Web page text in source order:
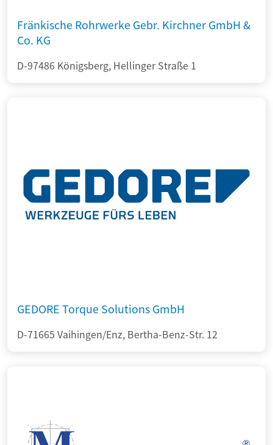
Fränkische Rohrwerke Gebr. Kirchner GmbH &
Co. KG
D-97486 Königsberg, Hellinger Straße 1
GEDORE Torque Solutions GmbH
D-71665 Vaihingen/Enz, Bertha-Benz-Str. 12